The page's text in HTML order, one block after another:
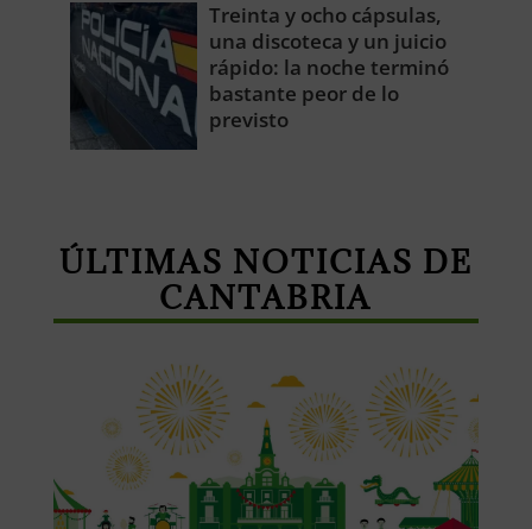
Treinta y ocho cápsulas,
una discoteca y un juicio
rápido: la noche terminó
bastante peor de lo
previsto
ÚLTIMAS NOTICIAS DE
CANTABRIA